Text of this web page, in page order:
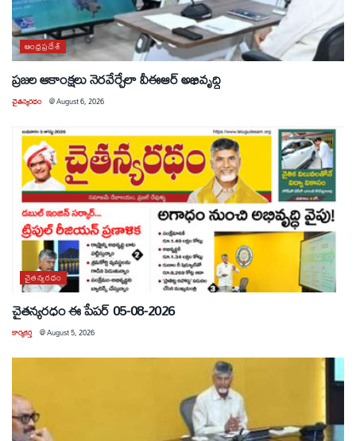
ఆంధ్రప్రదేశ్
ప్రజల ఆకాంక్షలు నెరవేర్చేలా వీఈఆర్ అభివృద్ధి
చైతన్యరధం @August 6, 2026
చైతన్యరధం
చైతన్యరధం ఈ పేపర్ 05-08-2026
కార్యకర్త @August 5, 2026